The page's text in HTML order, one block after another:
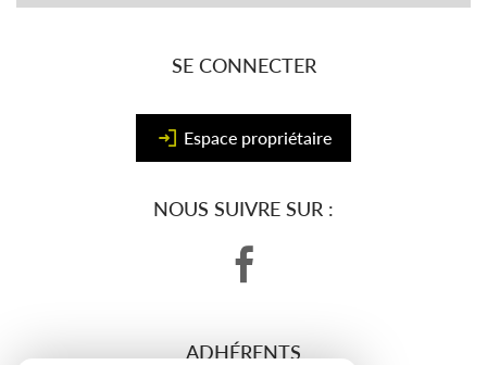
NOUS SUIVRE SUR :
ADHÉRENTS
SE CONNECTER
Espace propriétaire